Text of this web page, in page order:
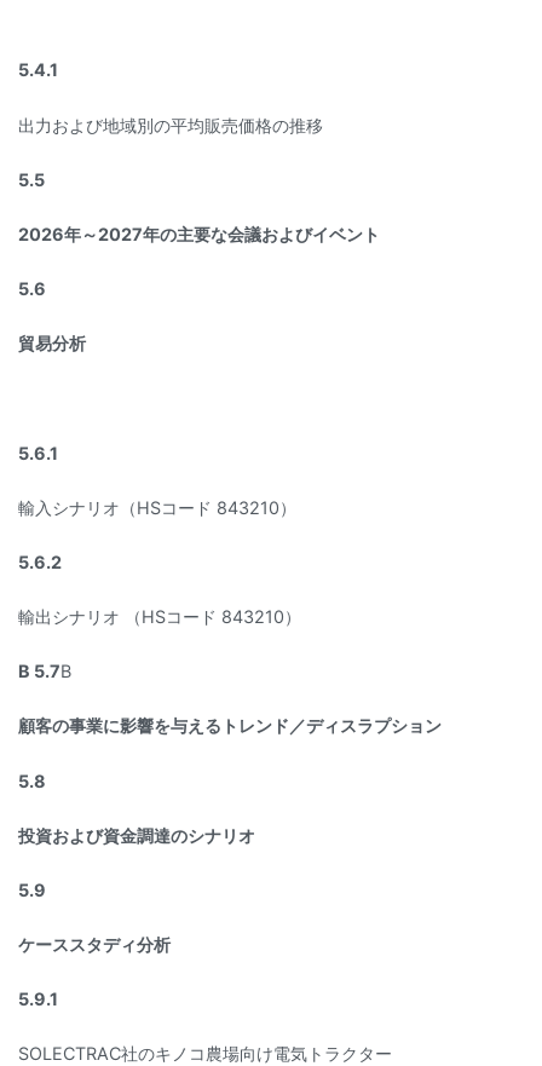
5.4.1
出力および地域別の平均販売価格の推移
5.5
2026年～2027年の主要な会議およびイベント
5.6
貿易分析
5.6.1
輸入シナリオ（HSコード 843210）
5.6.2
輸出シナリオ （HSコード 843210）
B 5.7B
顧客の事業に影響を与えるトレンド／ディスラプション
5.8
投資および資金調達のシナリオ
5.9
ケーススタディ分析
5.9.1
SOLECTRAC社のキノコ農場向け電気トラクター